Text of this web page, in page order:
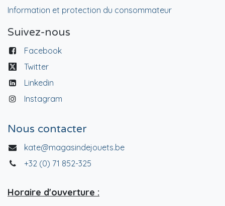
Information et protection du consommateur
Suivez-nous
Facebook
Twitter
Linkedin
Instagram
Nous contacter
kate@magasindejouets.be
+32 (0) 71 852-325
Horaire d'ouverture :